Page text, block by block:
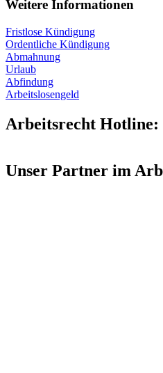
Weitere Informationen
Fristlose Kündigung
Ordentliche Kündigung
Abmahnung
Urlaub
Abfindung
Arbeitslosengeld
Arbeitsrecht Hotline:
Unser Partner im